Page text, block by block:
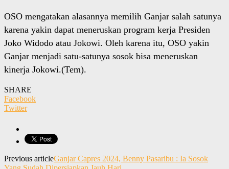
OSO mengatakan alasannya memilih Ganjar salah satunya
karena yakin dapat meneruskan program kerja Presiden
Joko Widodo atau Jokowi. Oleh karena itu, OSO yakin
Ganjar menjadi satu-satunya sosok bisa meneruskan
kinerja Jokowi.(Tem).
SHARE
Facebook
Twitter
Previous articleGanjar Capres 2024, Benny Pasaribu : Ia Sosok